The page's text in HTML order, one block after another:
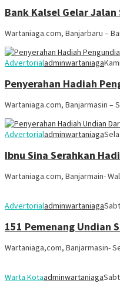
Bank Kalsel Gelar
Wartaniaga.com, Banjarbaru –
Advertorialadminwartaniaga
Penyerahan Hadiah
Wartaniaga.com, Banjarmasin –
Advertorialadminwartaniaga
Ibnu Sina Serahkan
Wartaniaga.com, Banjarmain-
Advertorialadminwartaniaga
151 Pemenang Undian
Wartaniaga,com, Banjarmasin-
Warta Kotaadminwartaniaga